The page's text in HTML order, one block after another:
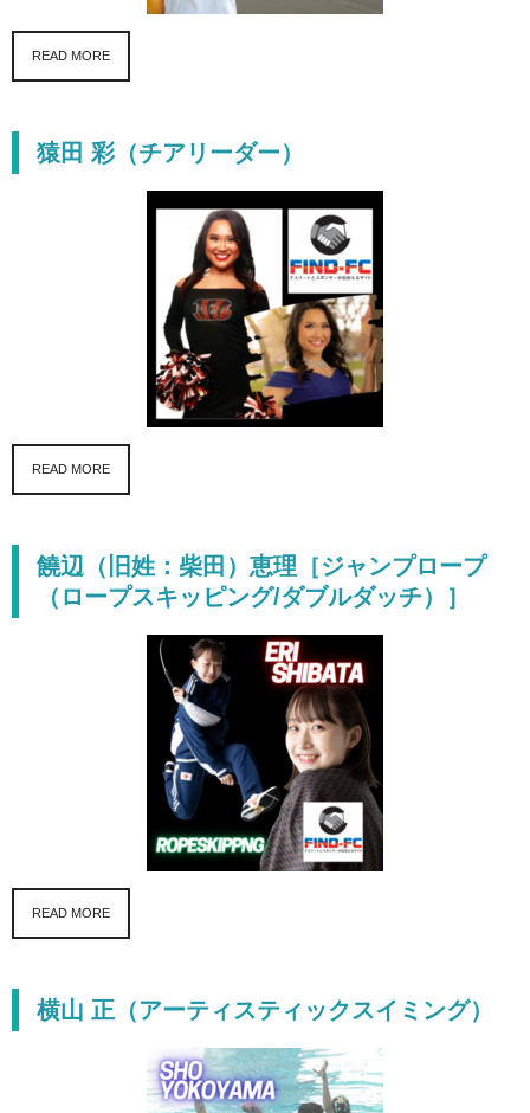
READ MORE
猿田 彩（チアリーダー）
READ MORE
饒辺（旧姓：柴田）恵理［ジャンプロープ
（ロープスキッピング/ダブルダッチ）］
READ MORE
横山 正（アーティスティックスイミング）